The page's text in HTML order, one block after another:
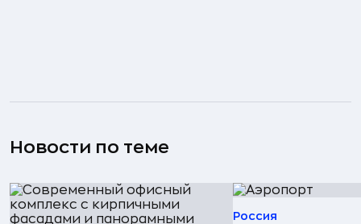
Новости по теме
Россия